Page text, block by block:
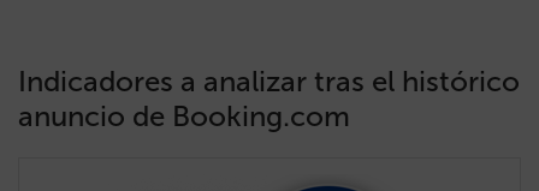
Indicadores a analizar tras el histórico
anuncio de Booking.com